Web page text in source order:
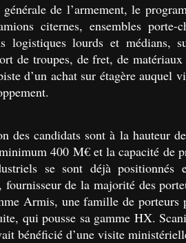
de l’armement, le
citernes, ensembles
logistiques lourds et médians,
de troupes, de fret, de matériaux
d’un achat sur étagère auquel
des candidats sont à la hauteur
400 M€ et la capacité de
se sont déjà
fournisseur de la majorité des
Armis, une famille de
qui pousse sa gamme HX.
bénéficié d’une visite